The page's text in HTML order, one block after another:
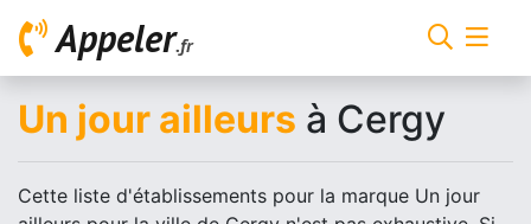
Appeler.fr
Un jour ailleurs à Cergy
Cette liste d'établissements pour la marque Un jour